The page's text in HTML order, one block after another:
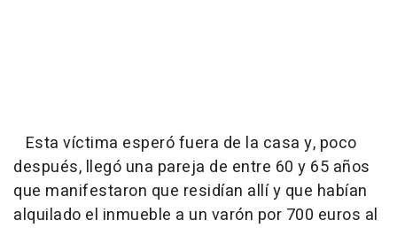
Esta víctima esperó fuera de la casa y, poco
después, llegó una pareja de entre 60 y 65 años
que manifestaron que residían allí y que habían
alquilado el inmueble a un varón por 700 euros al